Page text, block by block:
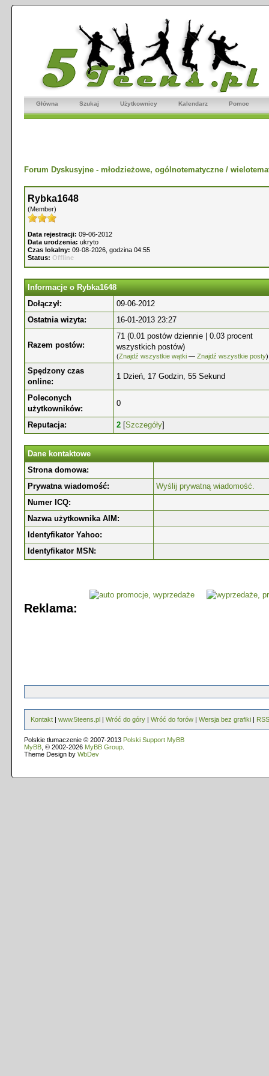
Główna Szukaj Użytkownicy Kalendarz Pomoc
Forum Dyskusyjne - młodzieżowe, ogólnotematyczne /
Rybka1648
(Member)
Data rejestracji: 09-06-2012
Data urodzenia: ukryto
Czas lokalny: 09-08-2026, godzina 04:55
Status: Offline
Informacje o Rybka1648
Dołączył:
09-06-2012
Ostatnia wizyta:
16-01-2013 23:27
Razem postów:
71 (0.01 postów dziennie | 0.03 procent
wszystkich postów)
(Znajdź wszystkie wątki — Znajdź wszystkie posty)
Spędzony czas
online:
1 Dzień, 17 Godzin, 55 Sekund
Poleconych
użytkowników:
0
Reputacja: 2 [Szczegóły]
Dane kontaktowe
Strona domowa:
Prywatna wiadomość:
Wyślij prywatną wiadomość.
Numer ICQ:
Nazwa użytkownika AIM:
Identyfikator Yahoo:
Identyfikator MSN:
Reklama:
Kontakt | www.5teens.pl | Wróć do góry | Wróć do forów | Wersja bez grafiki | RSS
Polskie tłumaczenie © 2007-2013 Polski Support MyBB
MyBB , © 2002-2026 MyBB Group
Theme Design by WbDev